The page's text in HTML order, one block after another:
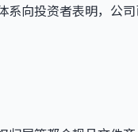
系向投资者表明，公